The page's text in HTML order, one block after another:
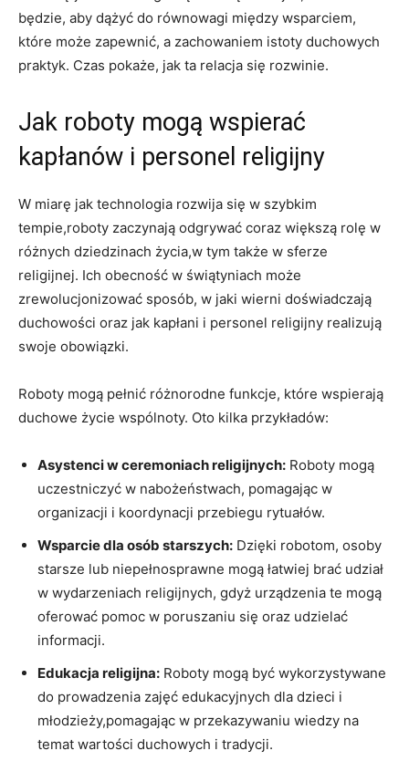
będzie, aby dążyć do równowagi między wsparciem,
które może zapewnić, a zachowaniem istoty duchowych
praktyk. Czas pokaże, jak ta relacja się rozwinie.
Jak roboty mogą wspierać
kapłanów i personel religijny
W miarę jak technologia rozwija się w szybkim
tempie,roboty zaczynają odgrywać coraz większą rolę w
różnych dziedzinach życia,w tym także w sferze
religijnej. Ich obecność w świątyniach może
zrewolucjonizować sposób, w jaki wierni doświadczają
duchowości oraz jak kapłani i personel religijny realizują
swoje obowiązki.
Roboty mogą pełnić różnorodne funkcje, które wspierają
duchowe życie wspólnoty. Oto kilka przykładów:
Asystenci w ceremoniach religijnych: Roboty mogą
uczestniczyć w nabożeństwach, pomagając w
organizacji i koordynacji przebiegu rytuałów.
Wsparcie dla osób starszych: Dzięki robotom, osoby
starsze lub niepełnosprawne mogą łatwiej brać udział
w wydarzeniach religijnych, gdyż urządzenia te mogą
oferować pomoc w poruszaniu się oraz udzielać
informacji.
Edukacja religijna: Roboty mogą być wykorzystywane
do prowadzenia zajęć edukacyjnych dla dzieci i
młodzieży,pomagając w przekazywaniu wiedzy na
temat wartości duchowych i tradycji.